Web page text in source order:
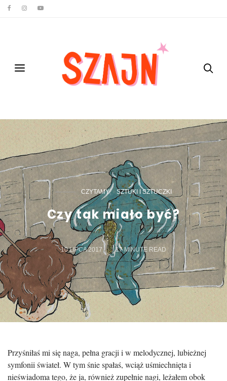
CZYTAMY SZTUKI I SZTUCZKI
Czy tak miało być?
10 LIPCA 2017 17 MINUTE READ
Przyśniłaś mi się naga, pełna gracji i w melodycznej, lubieżnej
symfonii świateł. W tym śnie spałaś, wciąż uśmiechnięta i
nieświadoma tego, że ja, również zupełnie nagi, leżałem obok